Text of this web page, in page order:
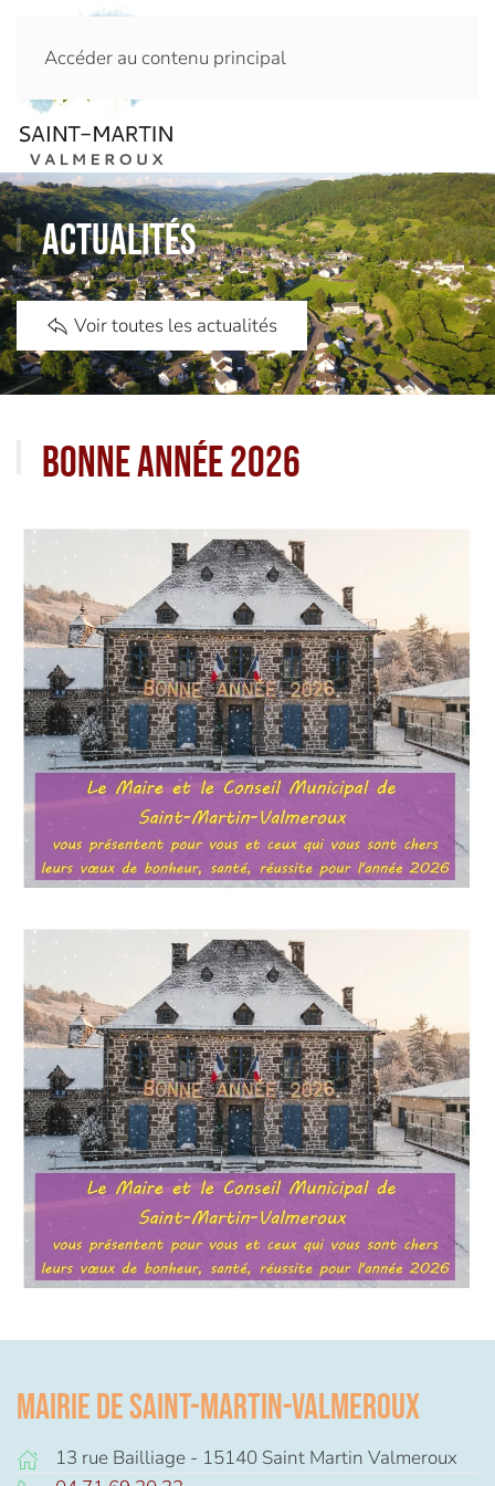
Accéder au contenu principal
Actualités
Voir toutes les actualités
Bonne année 2026
Mairie de Saint-Martin-Valmeroux
13 rue Bailliage - 15140 Saint Martin Valmeroux